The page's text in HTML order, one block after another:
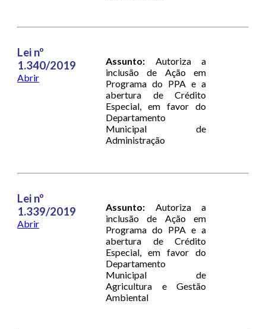
Lei nº
1.340/2019
Abrir
Assunto: Autoriza a
inclusão de Ação em
Programa do PPA e a
abertura de Crédito
Especial, em favor do
Departamento
Municipal de
Administração
Lei nº
1.339/2019
Abrir
Assunto: Autoriza a
inclusão de Ação em
Programa do PPA e a
abertura de Crédito
Especial, em favor do
Departamento
Municipal de
Agricultura e Gestão
Ambiental